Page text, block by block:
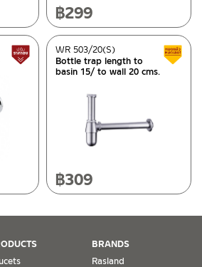
(3)
฿299
Lower price tag
Bottle trap length to
basin 15/ to wall 20 cms.
WR 503/20(S)
฿309
BRANDS
Rasland